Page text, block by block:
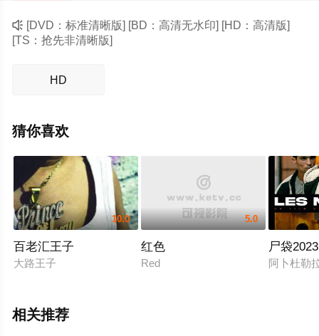
员的父亲经常对他实施家暴，妹妹小扣子是他的精神依
靠。小扣子对于“自己是从哪里来的”有着惊奇的误解，保守
《儿童性教育手册》，却被父亲发觉，迎接他的又是一顿
癖的突击！ 在一个看似安静的夜晚，余铭悄悄跟踪举
离开时却不小心被父亲发觉……
 [DVD：标准清晰版] [BD：高清无水印] [HD：高清版]
[TS：抢先非清晰版]
HD
猜你喜欢
10.0
百老汇王子
大路王子
5.0
红色
Red
尸袋2023
阿卜杜勒
相关推荐